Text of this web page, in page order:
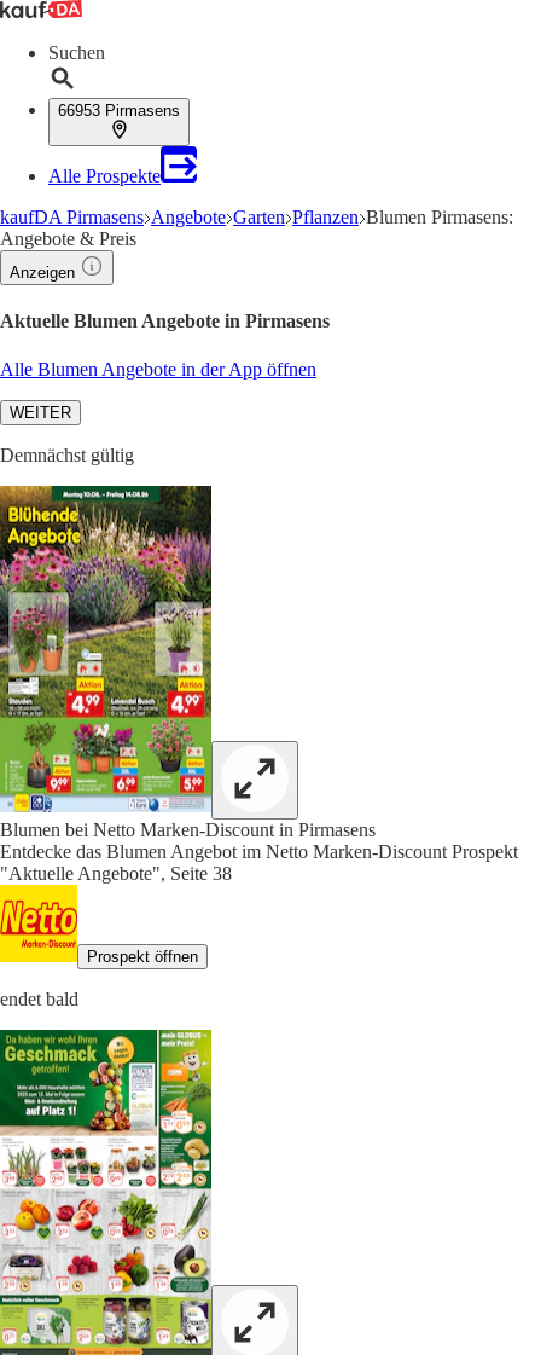
Suchen
66953 Pirmasens
Alle Prospekte
kaufDA Pirmasens Angebote Garten Pflanzen Blumen Pirmasens:
Angebote & Preis
Anzeigen
Aktuelle Blumen Angebote in Pirmasens
Alle Blumen Angebote in der App öffnen
WEITER
Demnächst gültig
Blumen bei Netto Marken-Discount in Pirmasens
Entdecke das Blumen Angebot im Netto Marken-Discount Prospekt
"Aktuelle Angebote", Seite 38
Prospekt öffnen
endet bald